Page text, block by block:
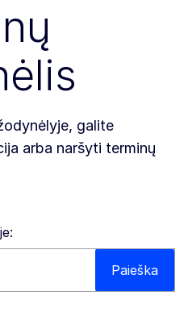
galite
arba naršyti terminų
Paieška